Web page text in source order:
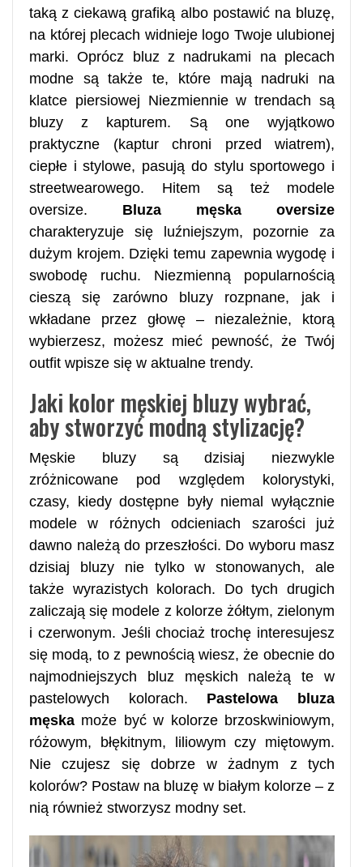
taką z ciekawą grafiką albo postawić na bluzę,
na której plecach widnieje logo Twoje ulubionej
marki. Oprócz bluz z nadrukami na plecach
modne są także te, które mają nadruki na
klatce piersiowej Niezmiennie w trendach są
bluzy z kapturem. Są one wyjątkowo
praktyczne (kaptur chroni przed wiatrem),
ciepłe i stylowe, pasują do stylu sportowego i
streetwearowego. Hitem są też modele
oversize. Bluza męska oversize
charakteryzuje się luźniejszym, pozornie za
dużym krojem. Dzięki temu zapewnia wygodę i
swobodę ruchu. Niezmienną popularnością
cieszą się zarówno bluzy rozpnane, jak i
wkładane przez głowę – niezależnie, ktorą
wybierzesz, możesz mieć pewność, że Twój
outfit wpisze się w aktualne trendy.
Jaki kolor męskiej bluzy wybrać,
aby stworzyć modną stylizację?
Męskie bluzy są dzisiaj niezwykle
zróżnicowane pod względem kolorystyki,
czasy, kiedy dostępne były niemal wyłącznie
modele w różnych odcieniach szarości już
dawno należą do przeszłości. Do wyboru masz
dzisiaj bluzy nie tylko w stonowanych, ale
także wyrazistych kolorach. Do tych drugich
zaliczają się modele z kolorze żółtym, zielonym
i czerwonym. Jeśli chociaż trochę interesujesz
się modą, to z pewnością wiesz, że obecnie do
najmodniejszych bluz męskich należą te w
pastelowych kolorach. Pastelowa bluza
męska może być w kolorze brzoskwiniowym,
różowym, błękitnym, liliowym czy miętowym.
Nie czujesz się dobrze w żadnym z tych
kolorów? Postaw na bluzę w białym kolorze – z
nią również stworzysz modny set.